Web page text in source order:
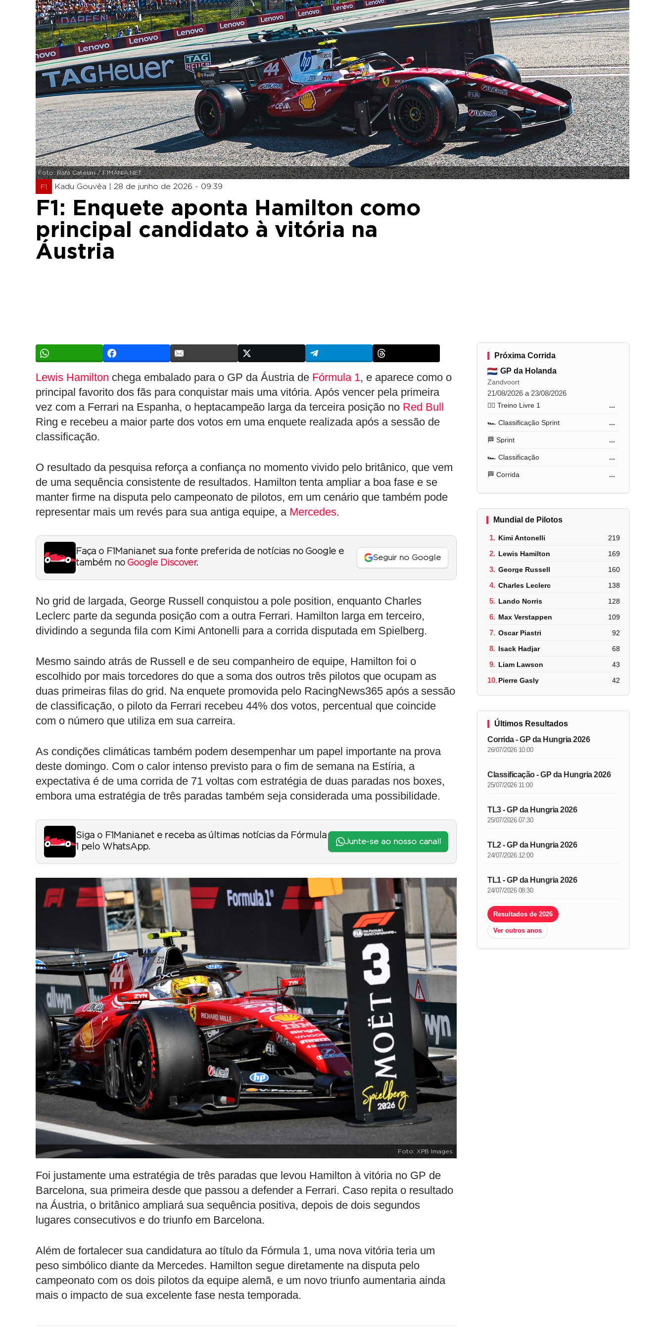
Foto: Rafa Catelan / F1MANIA.NET
F1 Kadu Gouvêa | 28 de junho de 2026 - 09:39
F1: Enquete aponta Hamilton como
principal candidato à vitória na
Áustria
Lewis Hamilton chega embalado para o GP da Áustria de Fórmula 1, e aparece como o
principal favorito dos fãs para conquistar mais uma vitória. Após vencer pela primeira
vez com a Ferrari na Espanha, o heptacampeão larga da terceira posição no Red Bull
Ring e recebeu a maior parte dos votos em uma enquete realizada após a sessão de
classificação.
O resultado da pesquisa reforça a confiança no momento vivido pelo britânico, que vem
de uma sequência consistente de resultados. Hamilton tenta ampliar a boa fase e se
manter firme na disputa pelo campeonato de pilotos, em um cenário que também pode
representar mais um revés para sua antiga equipe, a Mercedes.
Faça o F1Mania.net sua fonte preferida de notícias no Google e
também no Google Discover.
Seguir no Google
No grid de largada, George Russell conquistou a pole position, enquanto Charles
Leclerc parte da segunda posição com a outra Ferrari. Hamilton larga em terceiro,
dividindo a segunda fila com Kimi Antonelli para a corrida disputada em Spielberg.
Mesmo saindo atrás de Russell e de seu companheiro de equipe, Hamilton foi o
escolhido por mais torcedores do que a soma dos outros três pilotos que ocupam as
duas primeiras filas do grid. Na enquete promovida pelo RacingNews365 após a sessão
de classificação, o piloto da Ferrari recebeu 44% dos votos, percentual que coincide
com o número que utiliza em sua carreira.
As condições climáticas também podem desempenhar um papel importante na prova
deste domingo. Com o calor intenso previsto para o fim de semana na Estíria, a
expectativa é de uma corrida de 71 voltas com estratégia de duas paradas nos boxes,
embora uma estratégia de três paradas também seja considerada uma possibilidade.
Siga o F1Mania.net e receba as últimas notícias da Fórmula
1 pelo WhatsApp.
Junte-se ao nosso canal!
Foto: XPB Images
Foi justamente uma estratégia de três paradas que levou Hamilton à vitória no GP de
Barcelona, sua primeira desde que passou a defender a Ferrari. Caso repita o resultado
na Áustria, o britânico ampliará sua sequência positiva, depois de dois segundos
lugares consecutivos e do triunfo em Barcelona.
Além de fortalecer sua candidatura ao título da Fórmula 1, uma nova vitória teria um
peso simbólico diante da Mercedes. Hamilton segue diretamente na disputa pelo
campeonato com os dois pilotos da equipe alemã, e um novo triunfo aumentaria ainda
mais o impacto de sua excelente fase nesta temporada.
Próxima Corrida
GP da Holanda
Zandvoort
21/08/2026 a 23/08/2026
🏋️‍♂️ Treino Livre 1 ...
🏎️ Classificação Sprint ...
🏁 Sprint ...
🏎️ Classificação ...
🏁 Corrida ...
Mundial de Pilotos
1. Kimi Antonelli 219
2. Lewis Hamilton 169
3. George Russell 160
4. Charles Leclerc 138
5. Lando Norris 128
6. Max Verstappen 109
7. Oscar Piastri 92
8. Isack Hadjar 68
9. Liam Lawson 43
10.Pierre Gasly 42
Últimos Resultados
Corrida - GP da Hungria 2026
26/07/2026 10:00
Classificação - GP da Hungria 2026
25/07/2026 11:00
TL3 - GP da Hungria 2026
25/07/2026 07:30
TL2 - GP da Hungria 2026
24/07/2026 12:00
TL1 - GP da Hungria 2026
24/07/2026 08:30
Resultados de 2026
Ver outros anos